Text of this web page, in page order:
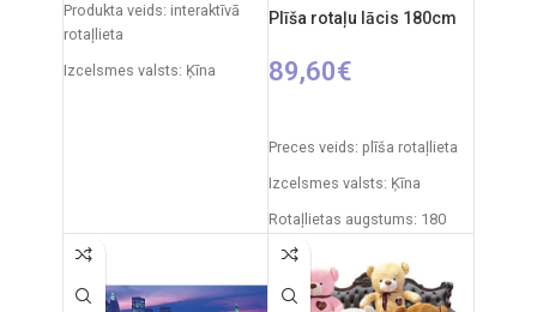
Produkta veids: interaktīvā
rotaļlieta
Izcelsmes valsts: Ķīna
gadiem
Elementi: 3 x AA (nav iekļauti)
Plīša rotaļu lācis 180cm
89,60€
Preces veids: plīša rotaļlieta
Izcelsmes valsts: Ķīna
Rotaļlietas augstums: 180